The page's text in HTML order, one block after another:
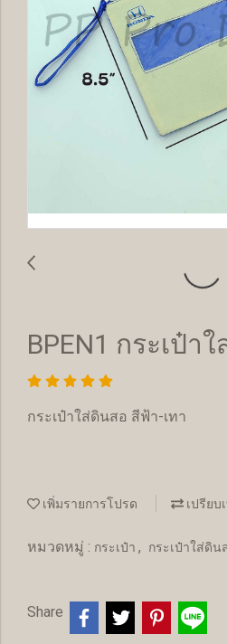
BPEN1 กระเป๋า
กระเป๋าใส่ดินสอ สีฟ้า-เทา
เพิ่มรายการโปรด เปรียบ
หมวดหมู่ : กระเป๋า , กระเป๋าใส่ดิน
Share